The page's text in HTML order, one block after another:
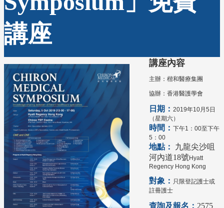
講座
講座內容
主辦：楷和醫療集團
協辦：香港醫護學會
日期： 2019年10月5日
（星期六）
時間： 下午1：00至下午
5：00
地點：
九龍尖沙咀
河內道18號Hyatt
Regency Hong Kong
對象： 只限登記護士或
註冊護士
查詢及報名： 2575